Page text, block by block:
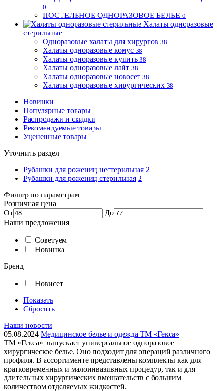
0
ПОСТЕЛЬНОЕ ОДНОРАЗОВОЕ БЕЛЬЕ 0
Халаты одноразовые
стерильные
Одноразовые халаты для хирургов 38
Халаты одноразовые комус 38
Халаты одноразовые купить 38
Халаты одноразовые лайт 38
Халаты одноразовые новосет 38
Халаты одноразовые хирургических 38
Новинки
Популярные товары
Распродажи и скидки
Рекомендуемые товары
Уцененные товары
Уточнить раздел
Рубашки для рожениц нестерильная 2
Рубашки для рожениц стерильная 2
Фильтр по параметрам
Розничная цена
От
До
Наши предложения
Советуем
Новинка
Бренд
Новисет
Показать
Сбросить
Наши новости
05.08.2024 Медицинское белье и одежда ТМ «Гекса»
ТМ «Гекса» выпускает универсальное одноразовое
хирургическое белье. Оно подходит для операций различного
профиля. В ассортименте представлены комплекты как для
кратковременных и малоинвазивных процедур, так и для
длительных хирургических вмешательств с большим
количеством отделяемых жидкостей.